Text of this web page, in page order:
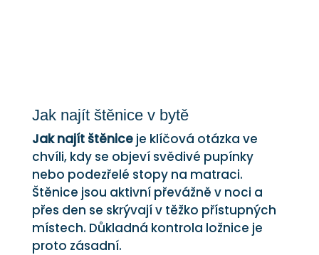
Jak najít štěnice v bytě
Jak najít štěniceje klíčová otázka ve
chvíli, kdy se objeví svědivé pupínky
nebo podezřelé stopy na matraci.
Štěnice jsou aktivní převážně v noci a
přes den se skrývají v těžko přístupných
místech. Důkladná kontrola ložnice je
proto zásadní.